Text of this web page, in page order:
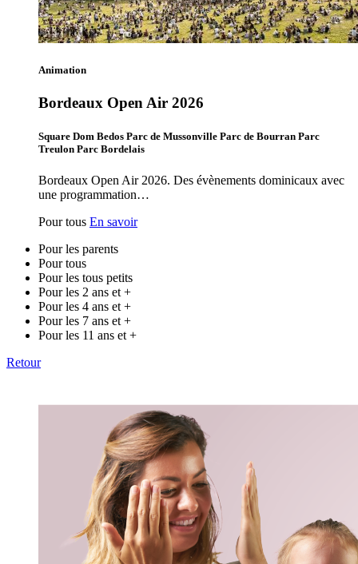
Animation
Bordeaux Open Air 2026
Square Dom Bedos Parc de Mussonville Parc de Bourran Parc
Treulon Parc Bordelais
Bordeaux Open Air 2026. Des évènements dominicaux avec
une programmation…
Pour tous En savoir
Pour les parents
Pour tous
Pour les tous petits
Pour les 2 ans et +
Pour les 4 ans et +
Pour les 7 ans et +
Pour les 11 ans et +
Retour